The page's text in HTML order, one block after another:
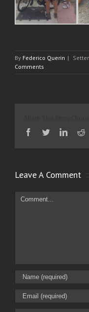
By Federico Querin |
Comments
Facebook
Twitter
Leave A Comment
Comment